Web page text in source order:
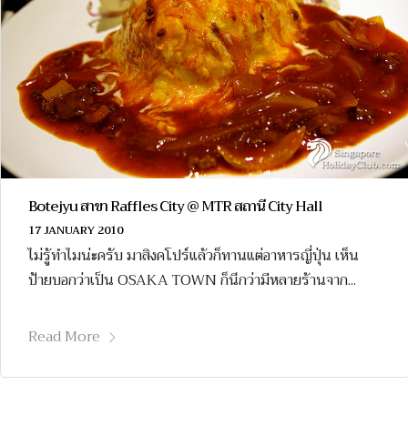
Botejyu สาขา Raffles City @ MTR สถานี City Hall
17 JANUARY 2010
ไม่รู้ทำไมน่ะครับ มาสิงคโปร์แล้วก็ทานแต่อาหารญี่ปุ่น เห็น
ป้ายบอกว่าเป็น OSAKA TOWN ก็นึกว่ามีหลายร้านจาก...
Read More